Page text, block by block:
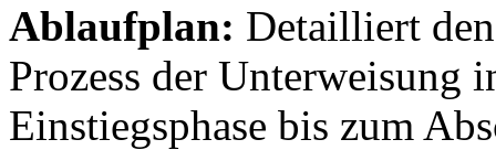
Ablaufplan: Detailliert
Prozess der Unterweisung
Einstiegsphase bis zum